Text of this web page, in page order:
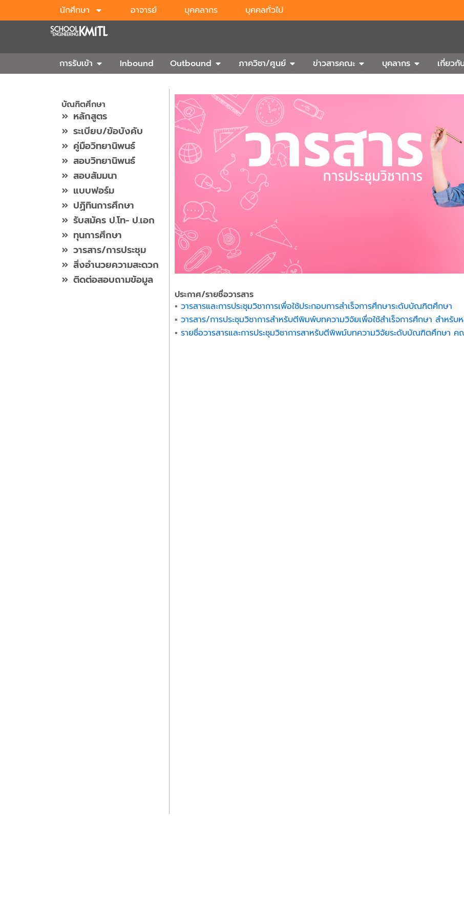
to
นักศึกษา อาจารย์ บุคคลากร บุคคลทั่วไป
การรับเข้า Open การรับเข้า
Inbound Outbound Open Outbound
ภาควิชา/ศูนย์ Open ภาควิชา/ศูนย์
ข่าวสารคณะ Open ข่าวสารคณะ
บุคลากร Open บุคลาก
เกี่ยว
บัณฑิตศึกษา
หลักสูตร
ระเบียบ/ข้อบังคับ
คู่มือวิทยานิพนธ์
สอบวิทยานิพนธ์
สอบสัมมนา
แบบฟอร์ม
ปฏิทินการศึกษา
รับสมัคร ป.โท- ป.เอก
ทุนการศึกษา
วารสาร/การประชุม
สิ่งอำนวยความสะดวก
ติดต่อสอบถามข้อมูล
ประกาศ/รายชื่อวารสาร
▪︎วารสารและการประชุมวิชาการเพื่อใช้ประกอบการสำเร็จการศึกษาระดับบัณฑิตศึกษา
▪︎วารสาร/การประชุมวิชาการสำหรับตีพิมพ์บทความวิจัยเพื่อใช้สำเร็จการศึกษา สำห
▪︎รายชื่อวารสารและการประชุมวิชาการสาหรับตีพิพม์บทความวิจัยระดับบัณฑิตศึกษา ค